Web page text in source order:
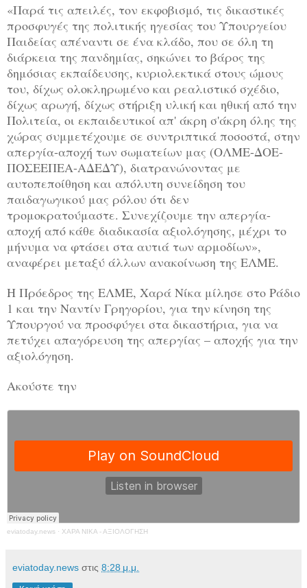
«Παρά τις απειλές, τον εκφοβισμό, τις δικαστικές
προσφυγές της πολιτικής ηγεσίας του Υπουργείου
Παιδείας απέναντι σε ένα κλάδο, που σε όλη τη
διάρκεια της πανδημίας, σηκώνει το βάρος της
δημόσιας εκπαίδευσης, κυριολεκτικά στους ώμους
του, δίχως ολοκληρωμένο και ρεαλιστικό σχέδιο,
δίχως αρωγή, δίχως στήριξη υλική και ηθική από την
Πολιτεία, οι εκπαιδευτικοί απ' άκρη σ'άκρη όλης της
χώρας συμμετέχουμε σε συντριπτικά ποσοστά, στην
απεργία-αποχή των σωματείων μας (ΟΛΜΕ-ΔΟΕ-
ΠΟΣΕΕΠΕΑ-ΑΔΕΔΥ), διατρανώνοντας με
αυτοπεποίθηση και απόλυτη συνείδηση του
παιδαγωγικού μας ρόλου ότι δεν
τρομοκρατούμαστε. Συνεχίζουμε την απεργία-
αποχή από κάθε διαδικασία αξιολόγησης, μέχρι το
μήνυμα να φτάσει στα αυτιά των αρμοδίων»,
αναφέρει μεταξύ άλλων ανακοίνωση της ΕΛΜΕ.
Η Πρόεδρος της ΕΛΜΕ, Χαρά Νίκα μίλησε στο Ράδιο
1 και την Ναντίν Γρηγορίου, για την κίνηση της
Υπουργού να προσφύγει στα δικαστήρια, για να
πετύχει απαγόρευση της απεργίας – αποχής για την
αξιολόγηση.
Ακούστε την
eviatoday.news · ΧΑΡΑ ΝΙΚΑ - ΑΞΙΟΛΟΓΗΣΗ
eviatoday.news στις 8:28 μ.μ.